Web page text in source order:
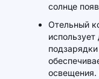
солнце
Отельный
освещения.